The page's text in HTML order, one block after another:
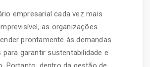
empresarial cada vez mais
as organizações
prontamente às demandas
garantir sustentabilidade e